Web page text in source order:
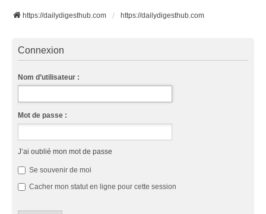
https://dailydigesthub.com https://dailydigesthub.com
Connexion
Nom d’utilisateur :
Mot de passe :
J’ai oublié mon mot de passe
Se souvenir de moi
Cacher mon statut en ligne pour cette session